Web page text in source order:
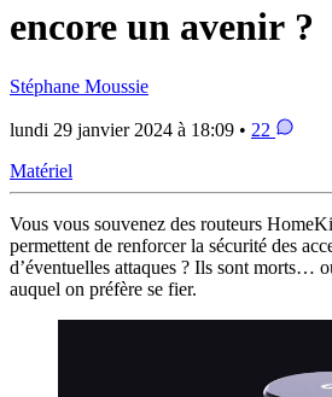
encore un avenir ?
Stéphane Moussie
lundi 29 janvier 2024 à 18:09 • 22
Matériel
Vous vous souvenez des routeurs
permettent de renforcer la sécurité des
d’éventuelles attaques ? Ils sont morts…
auquel on préfère se fier.